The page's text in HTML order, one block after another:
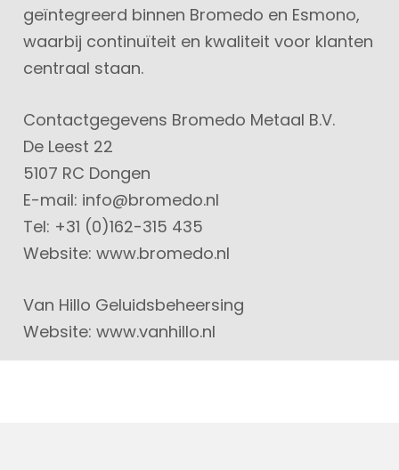
geïntegreerd binnen Bromedo en Esmono,
waarbij continuïteit en kwaliteit voor klanten
centraal staan.
Contactgegevens Bromedo Metaal B.V.
De Leest 22
5107 RC Dongen
E-mail: info@bromedo.nl
Tel: +31 (0)162-315 435
Website: www.bromedo.nl
Van Hillo Geluidsbeheersing
Website: www.vanhillo.nl